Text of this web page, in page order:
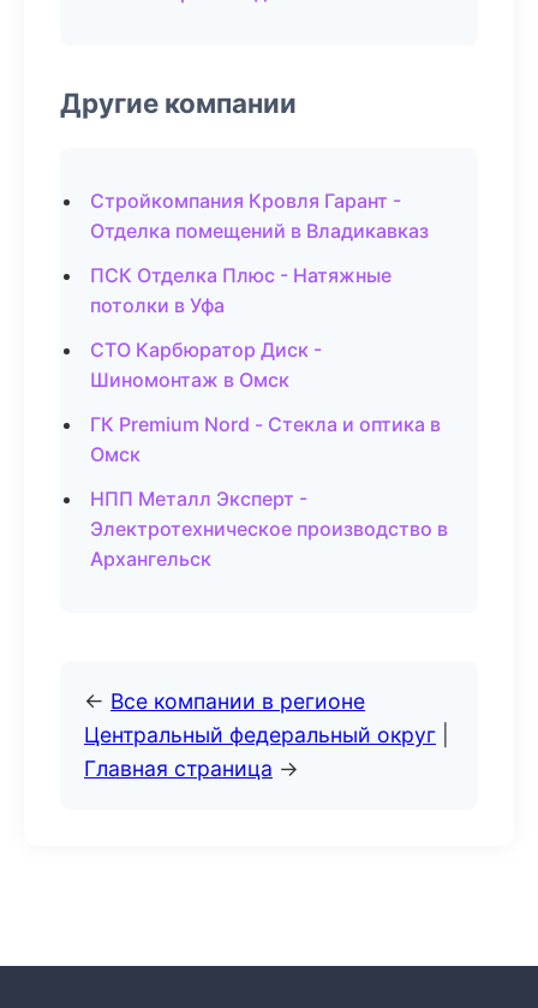
Другие компании
Стройкомпания Кровля Гарант -
Отделка помещений в Владикавказ
ПСК Отделка Плюс - Натяжные
потолки в Уфа
СТО Карбюратор Диск -
Шиномонтаж в Омск
ГК Premium Nord - Стекла и оптика в
Омск
НПП Металл Эксперт -
Электротехническое производство в
Архангельск
← Все компании в регионе
Центральный федеральный округ
Главная страница →